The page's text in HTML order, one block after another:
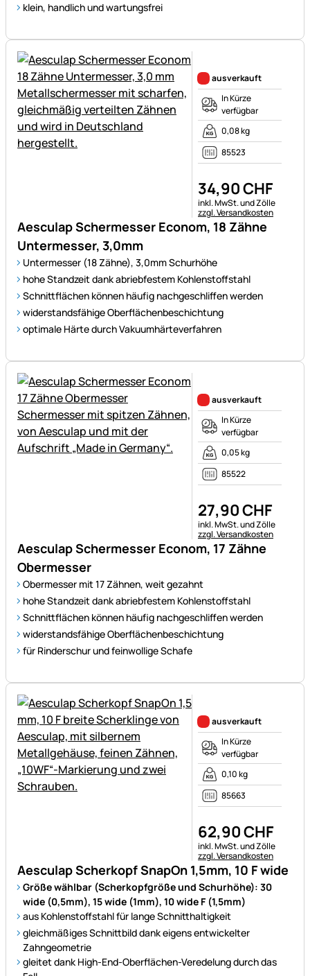
klein, handlich und wartungsfrei
Aesculap Schermesser Econom, 18 Zähne
Untermesser, 3,0mm
Untermesser (18 Zähne), 3,0mm Schurhöhe
hohe Standzeit dank abriebfestem Kohlenstoffstahl
Schnittflächen können häufig nachgeschliffen werden
widerstandsfähige Oberflächenbeschichtung
optimale Härte durch Vakuumhärteverfahren
ausverkauft
In Kürze
verfügbar
0,08 kg
85523
34,90CHF
Steuerhinweis:
inkl. MwSt. und Zölle
zzgl. Versandkosten
Aesculap Schermesser Econom, 17 Zähne
Obermesser
Obermesser mit 17 Zähnen, weit gezahnt
hohe Standzeit dank abriebfestem Kohlenstoffstahl
Schnittflächen können häufig nachgeschliffen werden
widerstandsfähige Oberflächenbeschichtung
für Rinderschur und feinwollige Schafe
ausverkauft
In Kürze
verfügbar
0,05 kg
85522
27,90CHF
Steuerhinweis:
inkl. MwSt. und Zölle
zzgl. Versandkosten
Aesculap Scherkopf SnapOn 1,5mm, 10 F wide
Größe wählbar (Scherkopfgröße und Schurhöhe): 30
wide (0,5mm), 15 wide (1mm), 10 wide F (1,5mm)
aus Kohlenstoffstahl für lange Schnitthaltigkeit
gleichmäßiges Schnittbild dank eigens entwickelter
Zahngeometrie
gleitet dank High-End-Oberflächen-Veredelung durch das
ausverkauft
In Kürze
verfügbar
0,10 kg
85663
62,90CHF
Steuerhinweis:
inkl. MwSt. und Zölle
zzgl. Versandkosten